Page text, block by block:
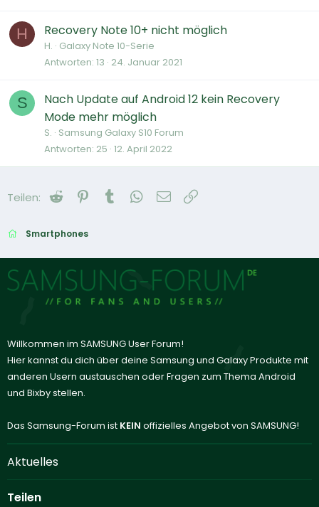
H Recovery Note 10+ nicht möglich
H. Galaxy Note 10-Serie
Antworten 13 24. Januar 2021
S
Nach Update auf Android 12 kein Recovery
Mode mehr möglich
S. Samsung Galaxy S10 Forum
Antworten 25 12. April 2022
Teilen: Reddit Pinterest
Tumblr WhatsApp
E-Mail
Smartphones
Willkommen im SAMSUNG User Forum!
Hier kannst du dich über deine Samsung und Galaxy Produkte mit
anderen Usern austauschen oder Fragen zum Thema Android
und Bixby stellen.
Das Samsung-Forum ist KEIN offizielles Angebot von SAMSUNG!
Aktuelles
Teilen